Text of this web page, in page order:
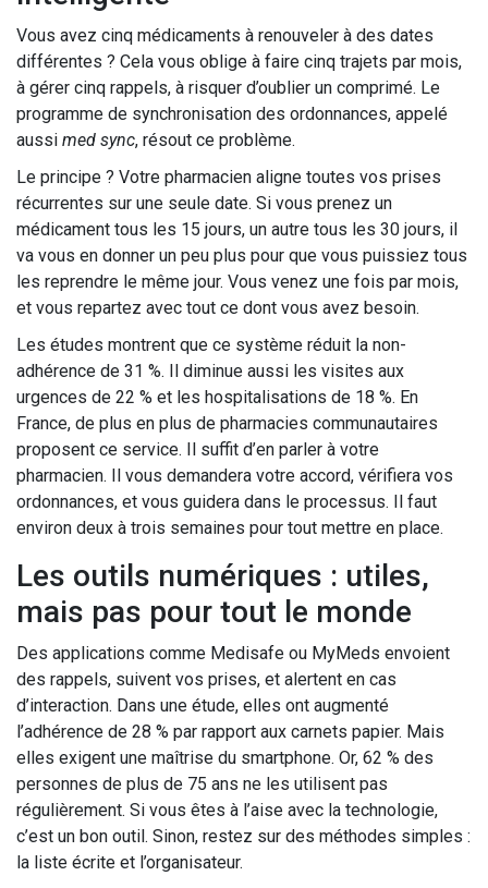
Vous avez cinq médicaments à renouveler à des dates
différentes ? Cela vous oblige à faire cinq trajets par mois,
à gérer cinq rappels, à risquer d’oublier un comprimé. Le
programme de synchronisation des ordonnances, appelé
aussi med sync, résout ce problème.
Le principe ? Votre pharmacien aligne toutes vos prises
récurrentes sur une seule date. Si vous prenez un
médicament tous les 15 jours, un autre tous les 30 jours, il
va vous en donner un peu plus pour que vous puissiez tous
les reprendre le même jour. Vous venez une fois par mois,
et vous repartez avec tout ce dont vous avez besoin.
Les études montrent que ce système réduit la non-
adhérence de 31 %. Il diminue aussi les visites aux
urgences de 22 % et les hospitalisations de 18 %. En
France, de plus en plus de pharmacies communautaires
proposent ce service. Il suffit d’en parler à votre
pharmacien. Il vous demandera votre accord, vérifiera vos
ordonnances, et vous guidera dans le processus. Il faut
environ deux à trois semaines pour tout mettre en place.
Les outils numériques : utiles,
mais pas pour tout le monde
Des applications comme Medisafe ou MyMeds envoient
des rappels, suivent vos prises, et alertent en cas
d’interaction. Dans une étude, elles ont augmenté
l’adhérence de 28 % par rapport aux carnets papier. Mais
elles exigent une maîtrise du smartphone. Or, 62 % des
personnes de plus de 75 ans ne les utilisent pas
régulièrement. Si vous êtes à l’aise avec la technologie,
c’est un bon outil. Sinon, restez sur des méthodes simples :
la liste écrite et l’organisateur.